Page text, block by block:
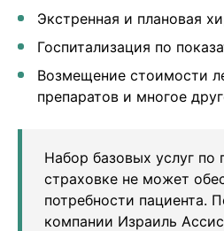
Экстренная и плановая
Госпитализация по
Возмещение стоимости
препаратов и многое
Набор базовых услуг по
страховке не может
потребности пациента.
компании Израиль